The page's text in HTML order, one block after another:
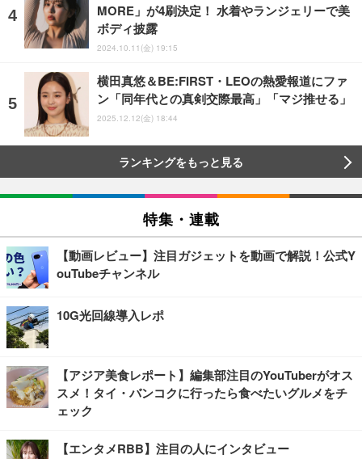
MORE」が4刷決定！ 水着やランジェリーで美
ボディ披露
2024.10.11(金) 19:15
横田真悠＆BE:FIRST・LEOの熱愛報道にファ
ン「同年代との真剣交際最高」「マジ推せる」
2025.12.12(金) 18:44
ランキングをもっと見る
特集・連載
【動画レビュー】注目ガジェットを動画で解説！公式Y
ouTubeチャンネル
10G光回線導入レポ
【アジア美食レポート】編集部注目のYouTuberがオス
スメ！タイ・バンコクに行ったら食べたいグルメをチ
ェック
【エンタメRBB】注目の人にインタビュー